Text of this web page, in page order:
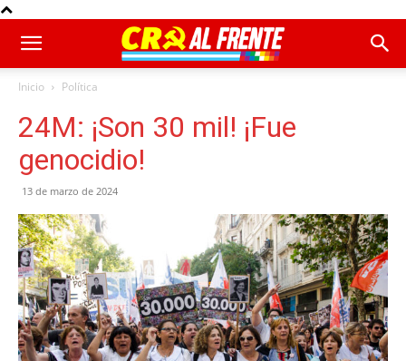
Inicio Política
24M: ¡Son 30 mil! ¡Fue
genocidio!
13 de marzo de 2024